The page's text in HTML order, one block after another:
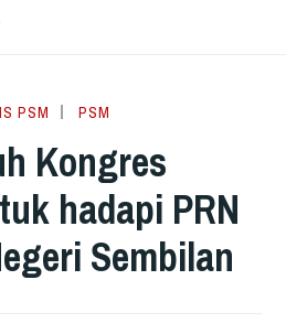
PSM PSM
Kongres
hadapi PRN
Sembilan